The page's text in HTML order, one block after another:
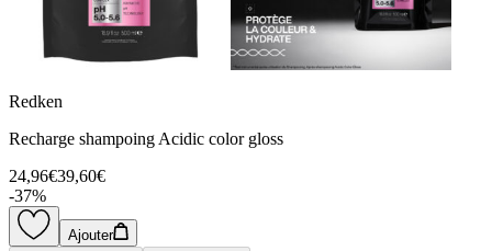
Redken
Recharge shampoing Acidic color gloss
24,96€39,60€
-37%
Ajouter